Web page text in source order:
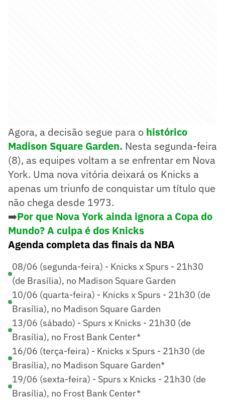
Agora, a decisão segue para o histórico
Madison Square Garden. Nesta segunda-feira
(8), as equipes voltam a se enfrentar em Nova
York. Uma nova vitória deixará os Knicks a
apenas um triunfo de conquistar um título que
não chega desde 1973.
➡️Por que Nova York ainda ignora a Copa do
Mundo? A culpa é dos Knicks
Agenda completa das finais da NBA
08/06 (segunda-feira) - Knicks x Spurs - 21h30
(de Brasília), no Madison Square Garden
10/06 (quarta-feira) - Knicks x Spurs - 21h30 (de
Brasília), no Madison Square Garden
13/06 (sábado) - Spurs x Knicks - 21h30 (de
Brasília), no Frost Bank Center*
16/06 (terça-feira) - Knicks x Spurs - 21h30 (de
Brasília), no Madison Square Garden*
19/06 (sexta-feira) - Spurs x Knicks - 21h30 (de
Brasília), no Frost Bank Center*